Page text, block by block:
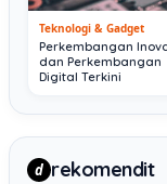
Teknologi & Gadget
Perkembangan
dan Perkembangan
Digital Terkini
d rekomendit